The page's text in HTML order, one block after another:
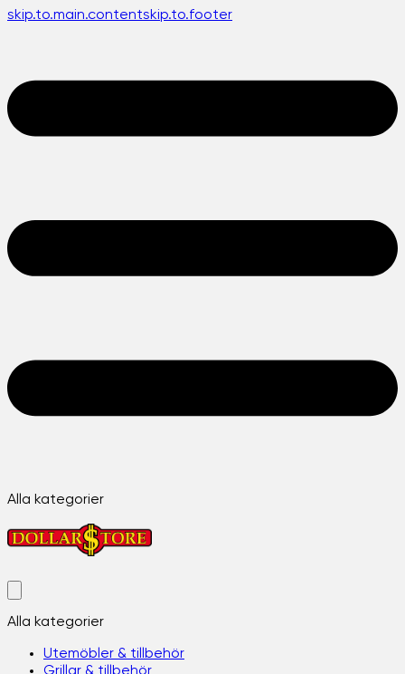
skip.to.main.contentskip.to.footer
Alla kategorier
Alla kategorier
Utemöbler & tillbehör